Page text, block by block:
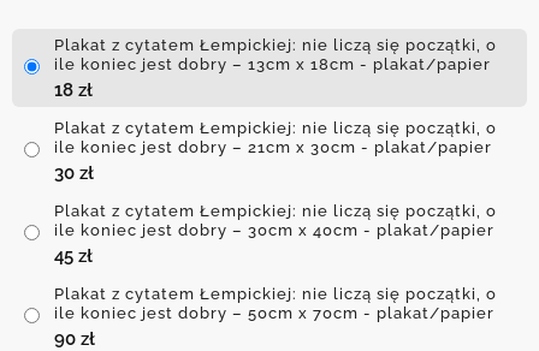
Plakat z cytatem Łempickiej: nie liczą się początki, o
ile koniec jest dobry – 13cm x 18cm - plakat/papier
18 zł
Plakat z cytatem Łempickiej: nie liczą się początki, o
ile koniec jest dobry – 21cm x 30cm - plakat/papier
30 zł
Plakat z cytatem Łempickiej: nie liczą się początki, o
ile koniec jest dobry – 30cm x 40cm - plakat/papier
45 zł
Plakat z cytatem Łempickiej: nie liczą się początki, o
ile koniec jest dobry – 50cm x 70cm - plakat/papier
90 zł